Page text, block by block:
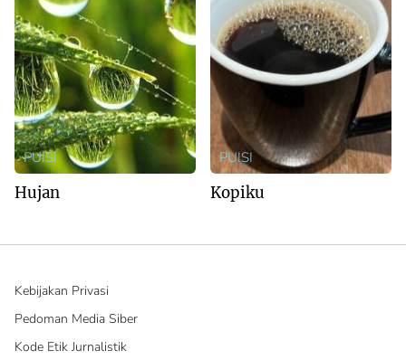
PUISI
Hujan
PUISI
Kopiku
Kebijakan Privasi
Pedoman Media Siber
Kode Etik Jurnalistik